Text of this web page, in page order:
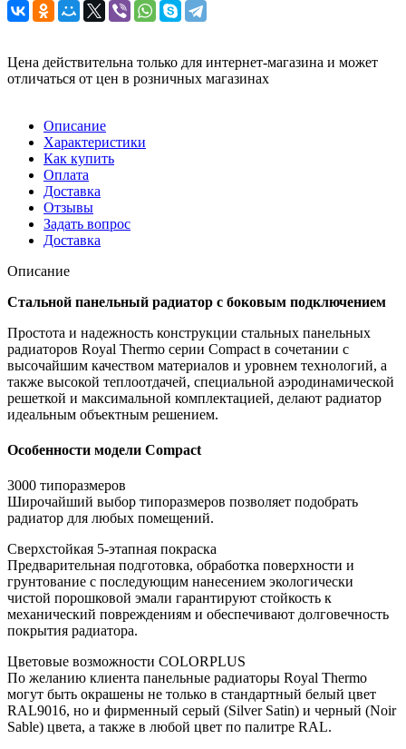
Цена действительна только для интернет-магазина и может
отличаться от цен в розничных магазинах
Описание
Характеристики
Как купить
Оплата
Доставка
Отзывы
Задать вопрос
Доставка
Описание
Стальной панельный радиатор с боковым подключением
Простота и надежность конструкции стальных панельных
радиаторов Royal Thermo серии Compact в сочетании с
высочайшим качеством материалов и уровнем технологий, а
также высокой теплоотдачей, специальной аэродинамической
решеткой и максимальной комплектацией, делают радиатор
идеальным объектным решением.
Особенности модели Compact
3000 типоразмеров
Широчайший выбор типоразмеров позволяет подобрать
радиатор для любых помещений.
Сверхстойкая 5-этапная покраска
Предварительная подготовка, обработка поверхности и
грунтование с последующим нанесением экологически
чистой порошковой эмали гарантируют стойкость к
механический повреждениям и обеспечивают долговечность
покрытия радиатора.
Цветовые возможности COLORPLUS
По желанию клиента панельные радиаторы Royal Thermo
могут быть окрашены не только в стандартный белый цвет
RAL9016, но и фирменный серый (Silver Satin) и черный (Noir
Sable) цвета, а также в любой цвет по палитре RAL.